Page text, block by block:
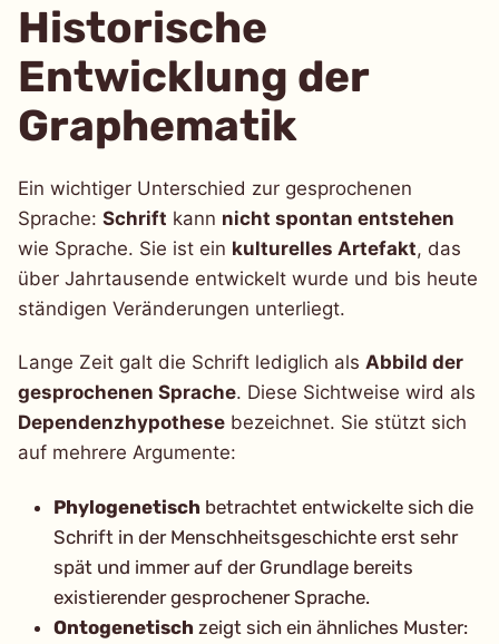
Historische
Entwicklung der
Graphematik
Ein wichtiger Unterschied zur gesprochenen
Sprache: Schrift kann nicht spontan entstehen
wie Sprache. Sie ist ein kulturelles Artefakt, das
über Jahrtausende entwickelt wurde und bis heute
ständigen Veränderungen unterliegt.
Lange Zeit galt die Schrift lediglich als Abbild der
gesprochenen Sprache. Diese Sichtweise wird als
Dependenzhypothese bezeichnet. Sie stützt sich
auf mehrere Argumente:
Phylogenetisch betrachtet entwickelte sich die
Schrift in der Menschheitsgeschichte erst sehr
spät und immer auf der Grundlage bereits
existierender gesprochener Sprache.
Ontogenetisch zeigt sich ein ähnliches Muster: